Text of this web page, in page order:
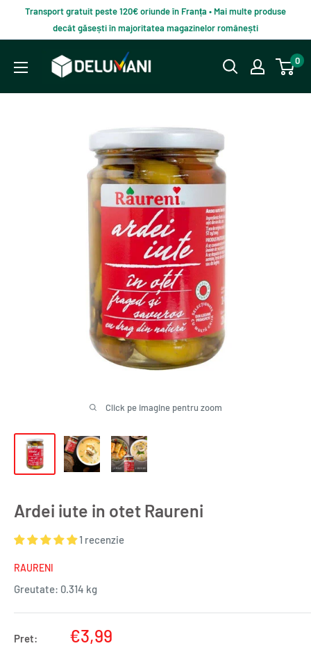
continut
Transport gratuit peste 120€ oriunde în Franța • Mai multe produse
decât găsești în majoritatea magazinelor românești
Delumani
Magazin
0
Click pe imagine pentru zoom
Ardei iute in otet Raureni
1 recenzie
RAURENI
Greutate: 0.314 kg
Pret:
Pret
€3,99